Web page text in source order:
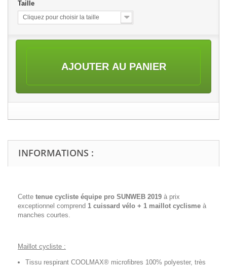
Taille
Cliquez pour choisir la taille
AJOUTER AU PANIER
INFORMATIONS :
Cette tenue cycliste équipe pro SUNWEB 2019 à prix
exceptionnel comprend 1 cuissard vélo + 1 maillot cyclisme à
manches courtes.
Maillot cycliste :
Tissu respirant COOLMAX® microfibres 100% polyester, très